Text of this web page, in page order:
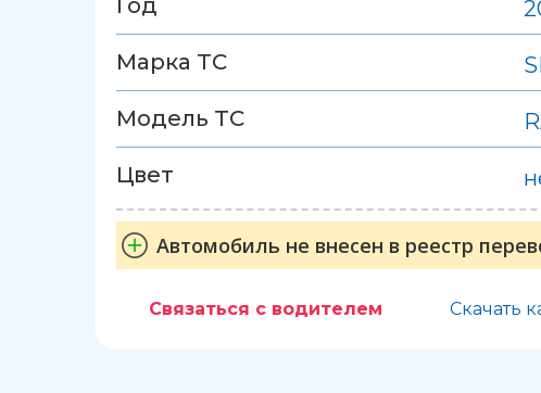
Год
Марка ТС
Модель ТС
Цвет
Автомобиль не внесен в реестр
Связаться с водителем Скачать